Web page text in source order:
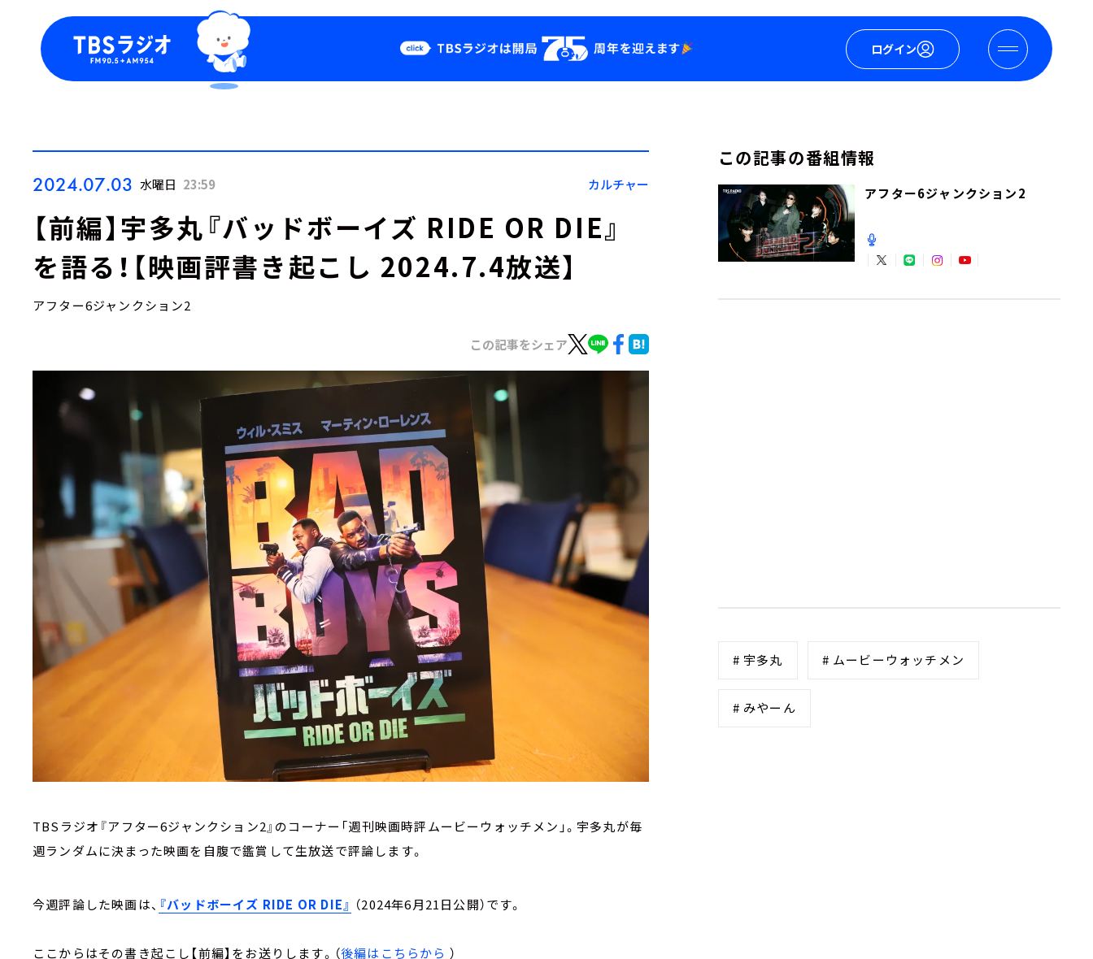
ログイン
Podcast
YouTube
2024.07.03 水曜日 23:59 カルチャー
【前編】宇多丸『バッドボーイズ RIDE OR DIE』
を語る！【映画評書き起こし 2024.7.4放送】
アフター6ジャンクション2
この記事をシェア
TBSラジオ『アフター6ジャンクション2』のコーナー「週刊映画時評ムービーウォッチメン」。宇多丸が毎
週ランダムに決まった映画を自腹で鑑賞して生放送で評論します。
今週評論した映画は、 『バッドボーイズ RIDE OR DIE』 （2024年6月21日公開）です。
ここからはその書き起こし【前編】をお送りします。（後編はこちらから ）
この記事の番組情報
アフター6ジャンクション2
# 宇多丸 # ムービーウォッチメン
# みやーん